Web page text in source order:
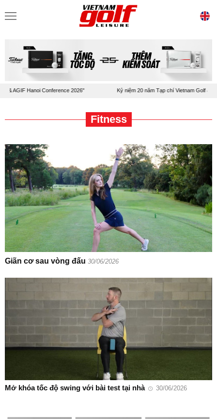
Hanoi Conference 2026" Kỷ niệm 20 năm Tạp chí Vietnam Golf & Leisure:
Fitness
Giãn cơ sau vòng đấu 30/06/2026
Mở khóa tốc độ swing với bài test tại nhà 30/06/2026